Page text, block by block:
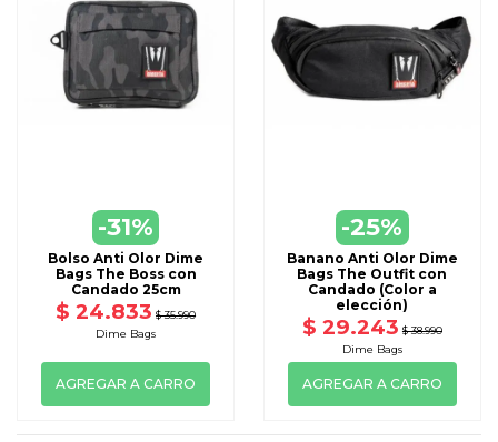
-31%
Bolso Anti Olor Dime
Bags The Boss con
Candado 25cm
$ 24.833 $ 35.990
Dime Bags
AGREGAR A CARRO
-25%
Banano Anti Olor Dime
Bags The Outfit con
Candado (Color a
elección)
$ 29.243 $ 38.990
Dime Bags
AGREGAR A CARRO